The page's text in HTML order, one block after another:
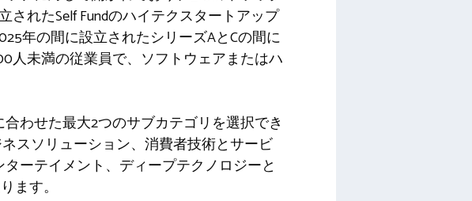
されたSelf Fundのハイテクスタートアップ
年の間に設立されたシリーズAとCの間に
人未満の従業員で、ソフトウェアまたはハ
わせた最大2つのサブカテゴリを選択でき
スソリューション、消費者技術とサービ
ーテイメント、ディープテクノロジーと
ます。